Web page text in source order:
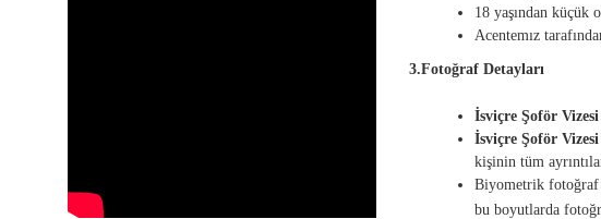
18 yaşından küçük
Acentemız
3.Fotoğraf Detayları
İsviçre Şoför Vizesi
İsviçre Şoför Vizesi
kişinin tüm
Biyometrik fotoğraf
bu boyutlarda